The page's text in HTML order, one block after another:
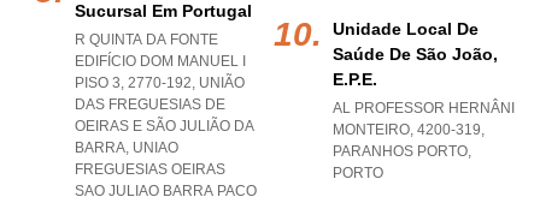
Sucursal Em Portugal
R QUINTA DA FONTE
EDIFÍCIO DOM MANUEL I
PISO 3, 2770-192, UNIÃO
DAS FREGUESIAS DE
OEIRAS E SÃO JULIÃO DA
BARRA, UNIAO
FREGUESIAS OEIRAS
SAO JULIAO BARRA PACO
Unidade Local De
Saúde De São João,
E.p.e.
AL PROFESSOR HERNÂNI
MONTEIRO, 4200-319,
PARANHOS PORTO,
PORTO